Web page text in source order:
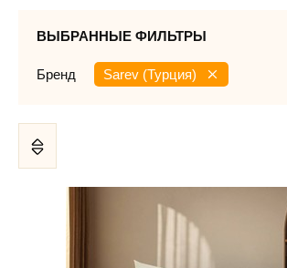
ВЫБРАННЫЕ ФИЛЬТРЫ
Бренд Sarev (Турция)